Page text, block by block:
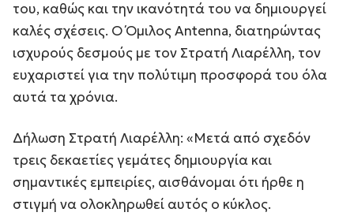
του, καθώς και την ικανότητά του να δημιουργεί
καλές σχέσεις. Ο Όμιλος Antenna, διατηρώντας
ισχυρούς δεσμούς με τον Στρατή Λιαρέλλη, τον
ευχαριστεί για την πολύτιμη προσφορά του όλα
αυτά τα χρόνια.
Δήλωση Στρατή Λιαρέλλη: «Μετά από σχεδόν
τρεις δεκαετίες γεμάτες δημιουργία και
σημαντικές εμπειρίες, αισθάνομαι ότι ήρθε η
στιγμή να ολοκληρωθεί αυτός ο κύκλος.